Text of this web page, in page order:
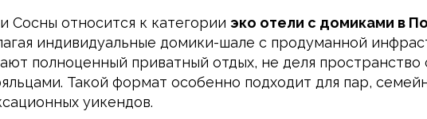
Сосны относится к категории эко отели с домиками в
индивидуальные домики-шале с продуманной
полноценный приватный отдых, не деля пространство
Такой формат особенно подходит для пар,
уикендов.